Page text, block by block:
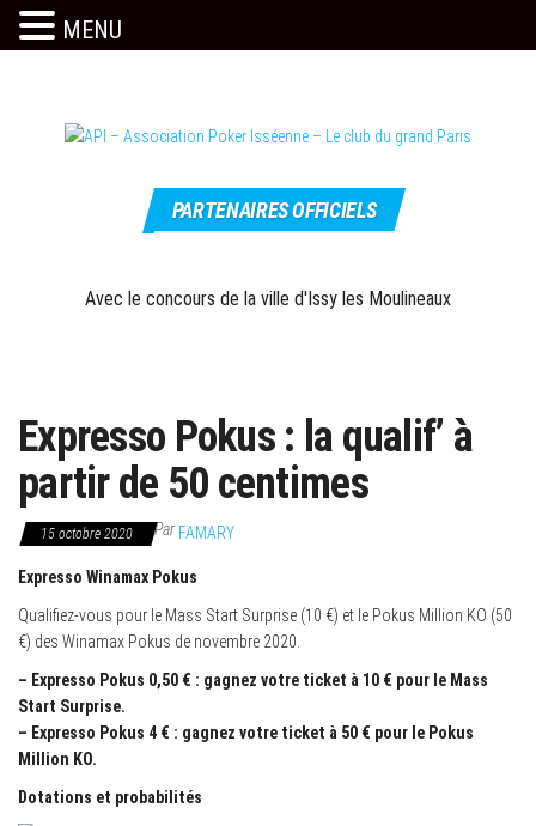
API –
Association
Isséenne –
officiel
PARTENAIRES OFFICIELS
Avec le concours de la ville d'Issy les Moulineaux
Expresso Pokus : la qualif’ à
partir de 50 centimes
15 octobre 2020 ParFAMARY
Expresso Winamax Pokus
Qualifiez-vous pour le Mass Start Surprise (10 €) et le Pokus Million KO (50
€) des Winamax Pokus de novembre 2020.
– Expresso Pokus 0,50 € : gagnez votre ticket à 10 € pour le Mass
Start Surprise.
– Expresso Pokus 4 € : gagnez votre ticket à 50 € pour le Pokus
Million KO.
Dotations et probabilités
MENU